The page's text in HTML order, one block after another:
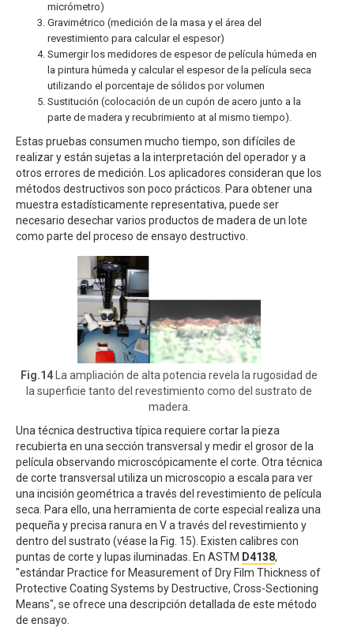
micrómetro)
Gravimétrico (medición de la masa y el área del
revestimiento para calcular el espesor)
Sumergir los medidores de espesor de película húmeda en
la pintura húmeda y calcular el espesor de la película seca
utilizando el porcentaje de sólidos por volumen
Sustitución (colocación de un cupón de acero junto a la
parte de madera y recubrimiento at al mismo tiempo).
Estas pruebas consumen mucho tiempo, son difíciles de
realizar y están sujetas a la interpretación del operador y a
otros errores de medición. Los aplicadores consideran que los
métodos destructivos son poco prácticos. Para obtener una
muestra estadísticamente representativa, puede ser
necesario desechar varios productos de madera de un lote
como parte del proceso de ensayo destructivo.
Fig.14
La ampliación de alta potencia revela la rugosidad de
la superficie tanto del revestimiento como del sustrato de
madera.
Una técnica destructiva típica requiere cortar la pieza
recubierta en una sección transversal y medir el grosor de la
película observando microscópicamente el corte. Otra técnica
de corte transversal utiliza un microscopio a escala para ver
una incisión geométrica a través del revestimiento de película
seca. Para ello, una herramienta de corte especial realiza una
pequeña y precisa ranura en V a través del revestimiento y
dentro del sustrato (véase la Fig. 15). Existen calibres con
puntas de corte y lupas iluminadas. En ASTM D4138,
"estándar Practice for Measurement of Dry Film Thickness of
Protective Coating Systems by Destructive, Cross-Sectioning
Means", se ofrece una descripción detallada de este método
de ensayo.